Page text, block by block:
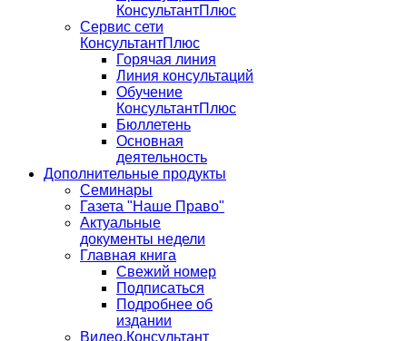
КонсультантПлюс
Сервис сети
КонсультантПлюс
Горячая линия
Линия консультаций
Обучение
КонсультантПлюс
Бюллетень
Основная
деятельность
Дополнительные продукты
Семинары
Газета "Наше Право"
Актуальные
документы недели
Главная книга
Свежий номер
Подписаться
Подробнее об
издании
Видео.Консультант